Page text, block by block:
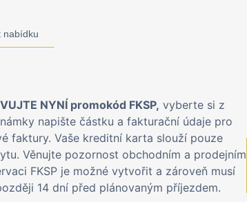
nabídku
NYNÍ promokód FKSP, vyberte si z
napište částku a fakturační údaje pro
faktury. Vaše kreditní karta slouží pouze
Věnujte pozornost obchodním a prodejním
FKSP je možné vytvořit a zároveň musí
14 dní před plánovaným příjezdem.